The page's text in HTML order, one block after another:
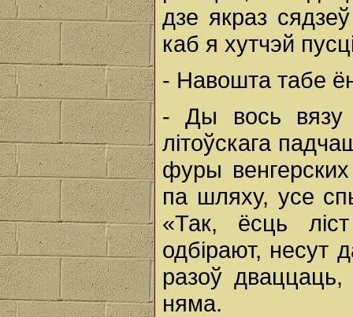
дзе якраз
каб я хутчэй
- Навошта табе
- Ды вось вязу
літоўскага
фуры
па шляху, усе
«Так, ёсць
одбірают, несут
разоў
няма.